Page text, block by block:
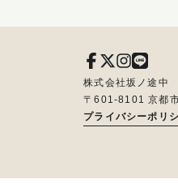
株式会社坂ノ途中
〒601-8101 京都
プライバシーポリ